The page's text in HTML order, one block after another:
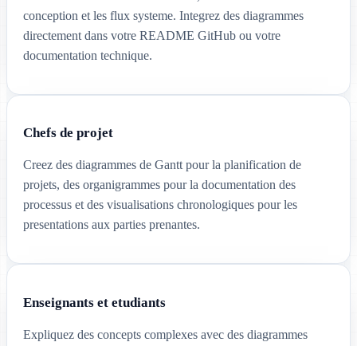
conception et les flux systeme. Integrez des diagrammes
directement dans votre README GitHub ou votre
documentation technique.
Chefs de projet
Creez des diagrammes de Gantt pour la planification de
projets, des organigrammes pour la documentation des
processus et des visualisations chronologiques pour les
presentations aux parties prenantes.
Enseignants et etudiants
Expliquez des concepts complexes avec des diagrammes